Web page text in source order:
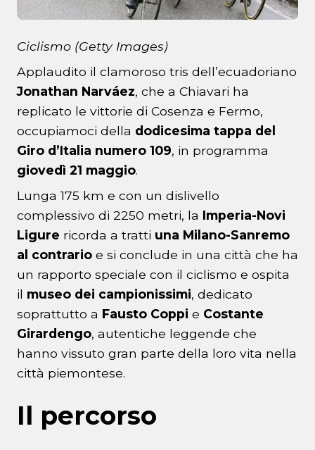
Ciclismo (Getty Images)
Applaudito il clamoroso tris dell’ecuadoriano
Jonathan Narváez, che a Chiavari ha
replicato le vittorie di Cosenza e Fermo,
occupiamoci della dodicesima tappa del
Giro d’Italia numero 109, in programma
giovedì 21 maggio.
Lunga 175 km e con un dislivello
complessivo di 2250 metri, la Imperia-Novi
Ligure ricorda a tratti una Milano-Sanremo
al contrario e si conclude in una città che ha
un rapporto speciale con il ciclismo e ospita
il museo dei campionissimi, dedicato
soprattutto a Fausto Coppi e Costante
Girardengo, autentiche leggende che
hanno vissuto gran parte della loro vita nella
città piemontese.
Il percorso